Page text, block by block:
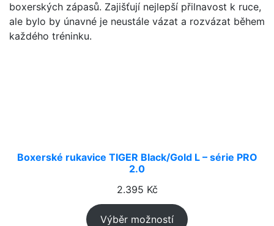
boxerských zápasů. Zajišťují nejlepší přilnavost k ruce,
ale bylo by únavné je neustále vázat a rozvázat během
každého tréninku.
Boxerské rukavice TIGER Black/Gold L – série PRO
2.0
2.395 Kč
Výběr možností